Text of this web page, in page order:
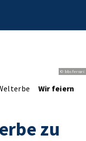
© bbsferrari
Wir feiern
zu